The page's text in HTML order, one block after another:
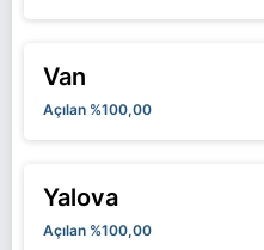
Van
Açılan %100,00
Yalova
Açılan %100,00